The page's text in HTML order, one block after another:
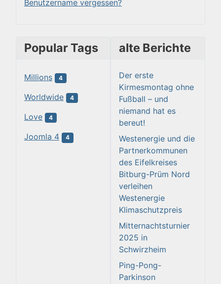
Benutzername vergessen?
Popular Tags
Millions 4
Worldwide 4
Love 4
Joomla 4 4
alte Berichte
Der erste
Kirmesmontag ohne
Fußball – und
niemand hat es
bereut!
Westenergie und die
Partnerkommunen
des Eifelkreises
Bitburg-Prüm Nord
verleihen
Westenergie
Klimaschutzpreis
Mitternachtsturnier
2025 in
Schwirzheim
Ping-Pong-
Parkinson